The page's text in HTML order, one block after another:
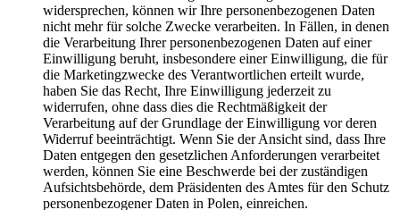
widersprechen, können wir Ihre personenbezogenen Daten
nicht mehr für solche Zwecke verarbeiten. In Fällen, in denen
die Verarbeitung Ihrer personenbezogenen Daten auf einer
Einwilligung beruht, insbesondere einer Einwilligung, die für
die Marketingzwecke des Verantwortlichen erteilt wurde,
haben Sie das Recht, Ihre Einwilligung jederzeit zu
widerrufen, ohne dass dies die Rechtmäßigkeit der
Verarbeitung auf der Grundlage der Einwilligung vor deren
Widerruf beeinträchtigt. Wenn Sie der Ansicht sind, dass Ihre
Daten entgegen den gesetzlichen Anforderungen verarbeitet
werden, können Sie eine Beschwerde bei der zuständigen
Aufsichtsbehörde, dem Präsidenten des Amtes für den Schutz
personenbezogener Daten in Polen, einreichen.